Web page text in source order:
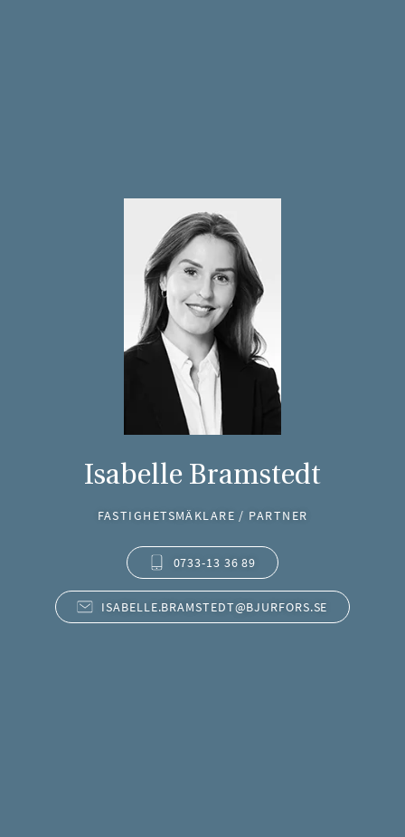
Isabelle Bramstedt
FASTIGHETSMÄKLARE / PARTNER
0733-13 36 89
ISABELLE.BRAMSTEDT@BJURFORS.SE